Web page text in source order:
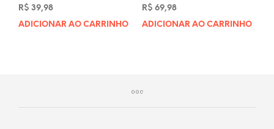
R$ 39,98
ADICIONAR AO CARRINHO
R$ 69,98
ADICIONAR AO CARRINHO